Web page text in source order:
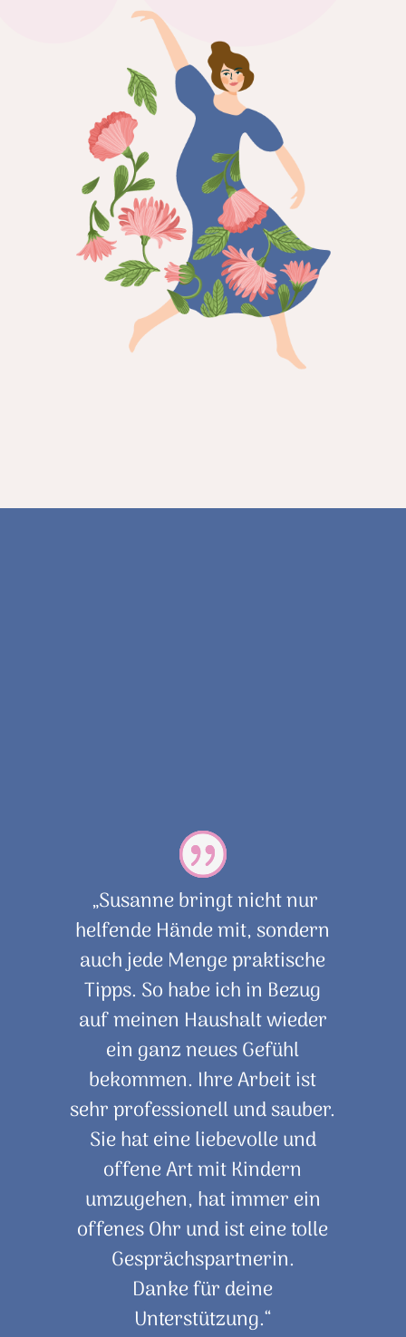
„Susanne bringt nicht nur
helfende Hände mit, sondern
auch jede Menge praktische
Tipps. So habe ich in Bezug
auf meinen Haushalt wieder
ein ganz neues Gefühl
bekommen. Ihre Arbeit ist
sehr professionell und sauber.
Sie hat eine liebevolle und
offene Art mit Kindern
umzugehen, hat immer ein
offenes Ohr und ist eine tolle
Gesprächspartnerin.
Danke für deine
Unterstützung.“